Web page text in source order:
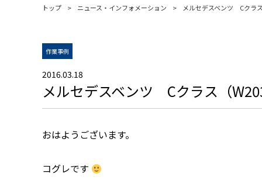
トップ ニュース・インフォメーション メルセデスベンツ Cクラ
作業事例
2016.03.18
メルセデスベンツ Cクラス（
おはようございます。
コグレです